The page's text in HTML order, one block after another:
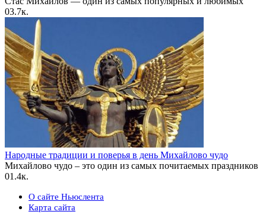
03.7к.
Народные традиции и поверья в день Михайлово чудо
Михайлово чудо – это один из самых почитаемых праздников
01.4к.
О сайте Ньюслента
Карта сайта